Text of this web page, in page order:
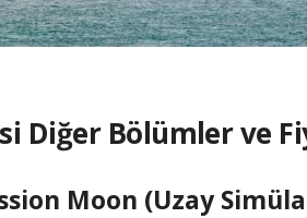
Diğer Bölümler ve
Moon (Uzay